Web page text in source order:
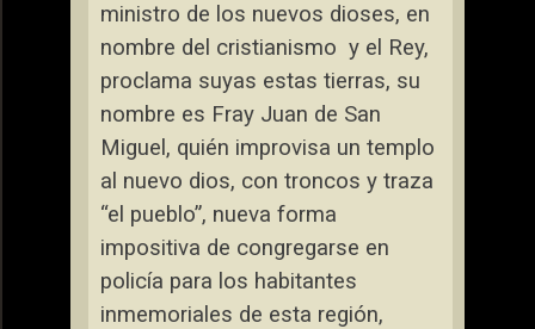
ministro de los nuevos dioses, en
nombre del cristianismo y el Rey,
proclama suyas estas tierras, su
nombre es Fray Juan de San
Miguel, quién improvisa un templo
al nuevo dios, con troncos y traza
“el pueblo”, nueva forma
impositiva de congregarse en
policía para los habitantes
inmemoriales de esta región,